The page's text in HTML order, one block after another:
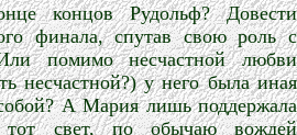
концов Рудольф? Довести
финала, спутав свою роль с
Или помимо несчастной любви
несчастной?) у него была иная
А Мария лишь поддержала
тот свет, по обычаю вождей